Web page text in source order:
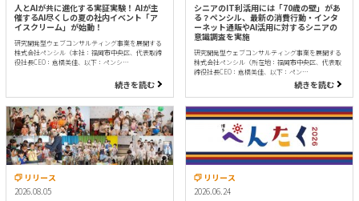
人とAIが共に進化する実証実験！ AIが主
催するAI尽くしの夏の社内イベント「ア
イスクリーム」が始動！
研究開発型ウェブコンサルティング事業を展開する
株式会社ペンシル（本社：福岡市中央区、代表取締
役社長CEO：倉橋美佳、以下：ペンシ…
続きを読む
シニアのIT利活用には「70歳の壁」があ
る？ペンシル、最新の消費行動・インタ
ーネット通販やAI活用に対するシニアの
意識調査を実施
研究開発型ウェブコンサルティング事業を展開する
株式会社ペンシル（所在地：福岡市中央区、代表取
締役社長CEO：倉橋美佳、以下：ペン…
続きを読む
リリース
2026.08.05
リリース
2026.06.24